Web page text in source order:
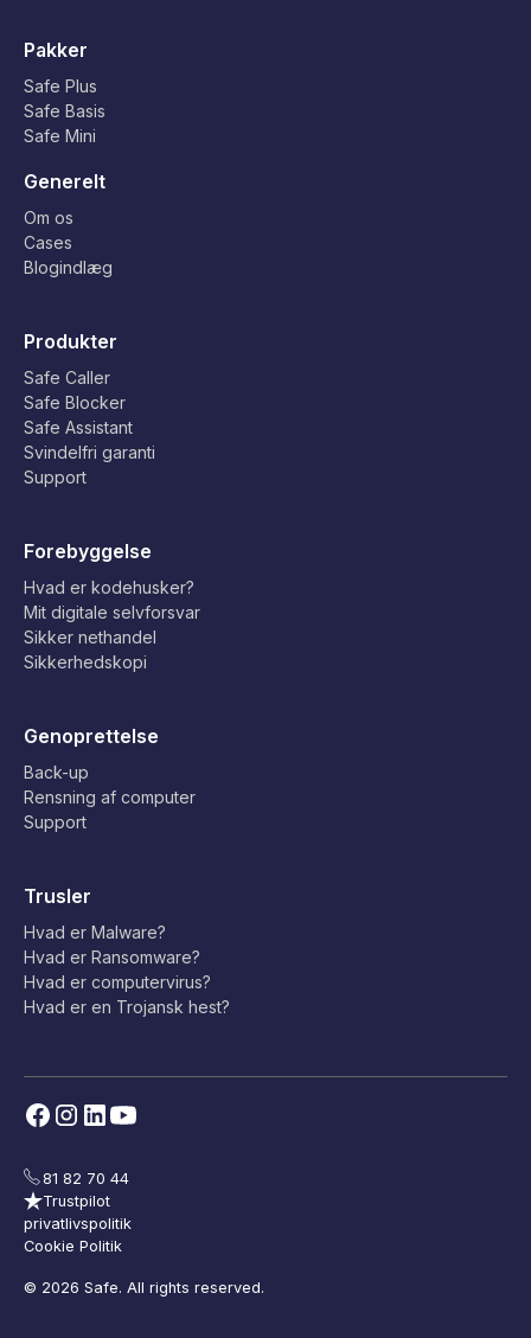
Pakker
Safe Plus
Safe Basis
Safe Mini
Generelt
Om os
Cases
Blogindlæg
Produkter
Safe Caller
Safe Blocker
Safe Assistant
Svindelfri garanti
Support
Forebyggelse
Hvad er kodehusker?
Mit digitale selvforsvar
Sikker nethandel
Sikkerhedskopi
Genoprettelse
Back-up
Rensning af computer
Support
Trusler
Hvad er Malware?
Hvad er Ransomware?
Hvad er computervirus?
Hvad er en Trojansk hest?
© 2026 Safe. All rights reserved.
81 82 70 44
Trustpilot
privatlivspolitik
Cookie Politik